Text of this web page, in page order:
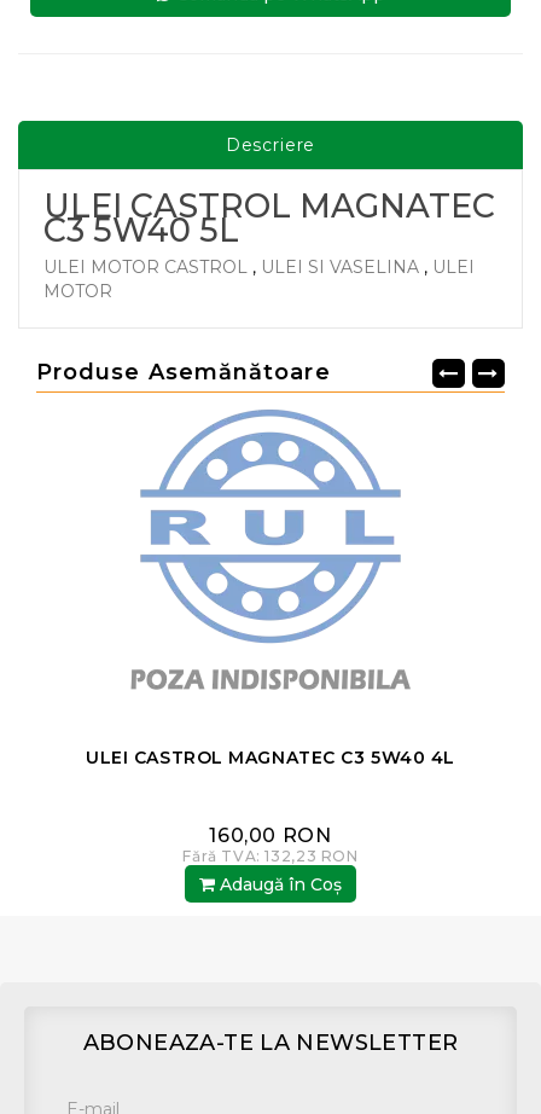
Descriere
ULEI CASTROL MAGNATEC
C3 5W40 5L
ULEI MOTOR CASTROL , ULEI SI VASELINA , ULEI
MOTOR
Produse Asemănătoare
ULEI CASTROL MAGNATEC C3 5W40 4L
160,00 RON
Fără TVA: 132,23 RON
Adaugă în Coş
ABONEAZA-TE LA NEWSLETTER